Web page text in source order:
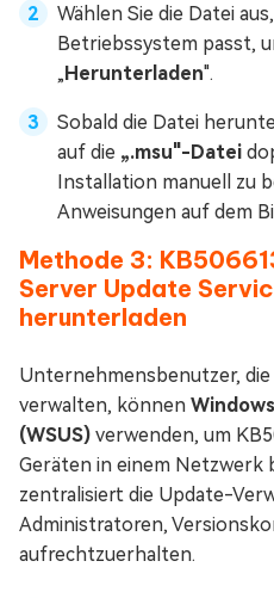
Wählen Sie die Datei
Betriebssystem passt,
„Herunterladen".
Sobald die Datei
auf die „.msu"-Datei
Installation manuell zu
Anweisungen auf dem
Methode 3:
Server Update
herunterladen
Unternehmensbenutzer,
verwalten, können
(WSUS) verwenden, um
Geräten in einem Netzwerk
zentralisiert die Update-
Administratoren,
aufrechtzuerhalten.